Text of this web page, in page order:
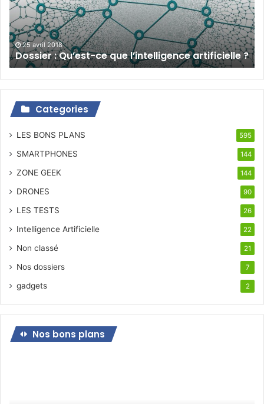
l’intelligence
artificielle
?
25 avril 2018
Dossier : Qu’est-ce que l’intelligence artificielle ?
Categories
LES BONS PLANS 595
SMARTPHONES 144
ZONE GEEK 144
DRONES 90
LES TESTS 26
Intelligence Artificielle 22
Non classé 21
Nos dossiers 7
gadgets 2
Nos bons plans